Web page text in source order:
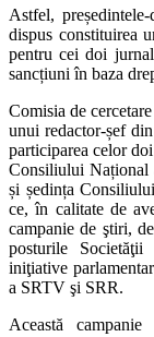
Astfel,
dispus constituirea
pentru cei doi
sancțiuni în baza
Comisia de
unui redactor-șef
participarea celor
Consiliului Național
și ședința
ce, în calitate de
campanie de ştiri,
posturile
iniţiative
a SRTV şi SRR.
Această